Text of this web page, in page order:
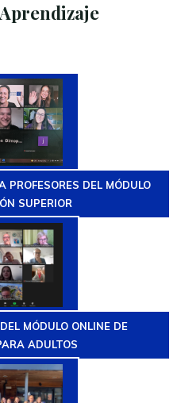
DEL MÓDULO
SUPERIOR
MÓDULO ONLINE DE
ADULTOS